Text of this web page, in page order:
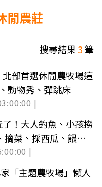
閒農莊
搜尋結果3筆
部首選休閒農牧場這
動物秀、彈跳床
|
！大人釣魚、小孩撈
摘菜、採西瓜、餵兔
|